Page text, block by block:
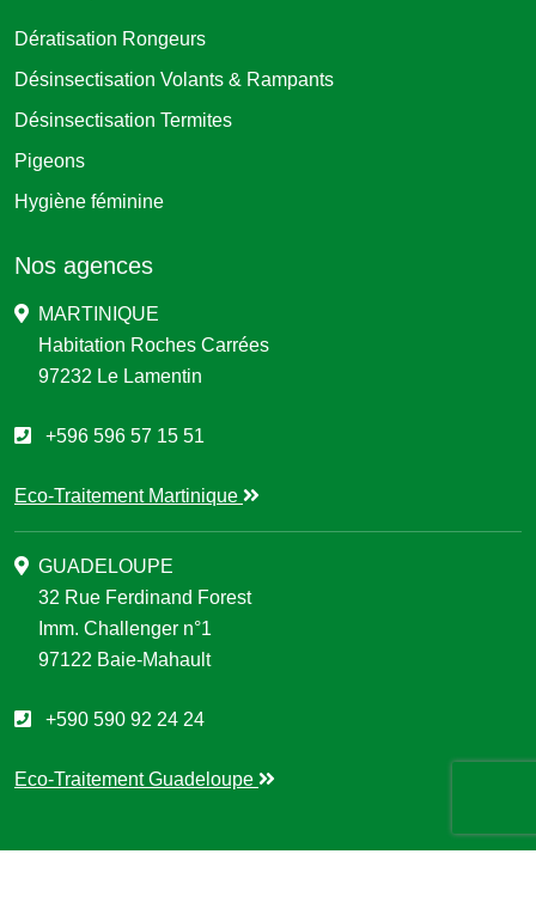
Dératisation Rongeurs
Désinsectisation Volants & Rampants
Désinsectisation Termites
Pigeons
Hygiène féminine
Nos agences
MARTINIQUE
Habitation Roches Carrées
97232 Le Lamentin
+596 596 57 15 51
Eco-Traitement Martinique
GUADELOUPE
32 Rue Ferdinand Forest
Imm. Challenger n°1
97122 Baie-Mahault
+590 590 92 24 24
Eco-Traitement Guadeloupe